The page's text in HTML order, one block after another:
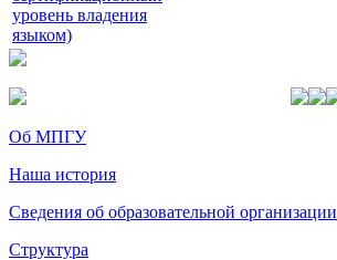
уровень владения
языком)
Об МПГУ
Наша история
Сведения об образовательной организации
Структура